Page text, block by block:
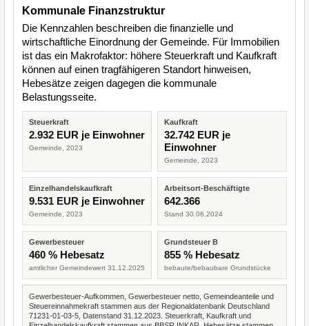
Kommunale Finanzstruktur
Die Kennzahlen beschreiben die finanzielle und
wirtschaftliche Einordnung der Gemeinde. Für Immobilien
ist das ein Makrofaktor: höhere Steuerkraft und Kaufkraft
können auf einen tragfähigeren Standort hinweisen,
Hebesätze zeigen dagegen die kommunale
Belastungsseite.
Steuerkraft
2.932 EUR je Einwohner
Gemeinde, 2023
Kaufkraft
32.742 EUR je
Einwohner
Gemeinde, 2023
Einzelhandelskaufkraft
9.531 EUR je Einwohner
Gemeinde, 2023
Arbeitsort-Beschäftigte
642.366
Stand 30.06.2024
Gewerbesteuer
460 % Hebesatz
amtlicher Gemeindewert 31.12.2025
Grundsteuer B
855 % Hebesatz
bebaute/bebaubare Grundstücke
Gewerbesteuer-Aufkommen, Gewerbesteuer netto, Gemeindeanteile und
Steuereinnahmekraft stammen aus der Regionaldatenbank Deutschland
71231-01-03-5, Datenstand 31.12.2023. Steuerkraft, Kaufkraft und